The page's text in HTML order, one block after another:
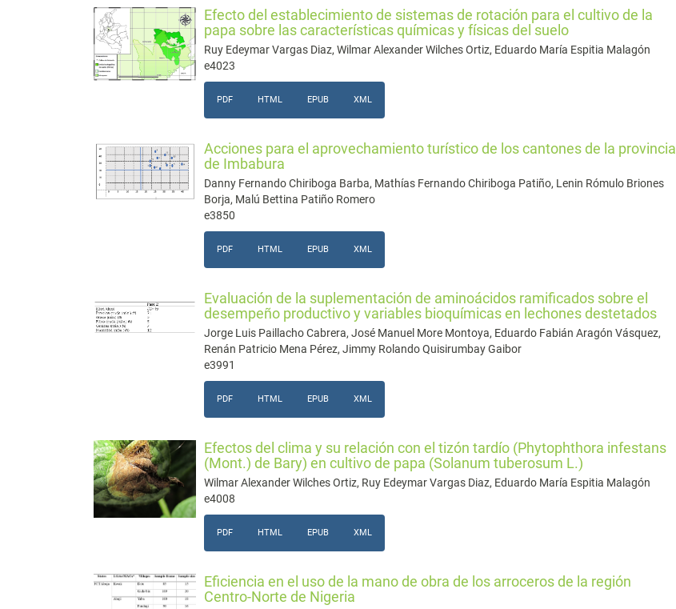
Efecto del establecimiento de sistemas de rotación para el cultivo de la
papa sobre las características químicas y físicas del suelo
Ruy Edeymar Vargas Diaz, Wilmar Alexander Wilches Ortiz, Eduardo María Espitia Malagón
e4023
PDF HTML EPUB XML
Acciones para el aprovechamiento turístico de los cantones de la provincia
de Imbabura
Danny Fernando Chiriboga Barba, Mathías Fernando Chiriboga Patiño, Lenin Rómulo Briones
Borja, Malú Bettina Patiño Romero
e3850
PDF HTML EPUB XML
Evaluación de la suplementación de aminoácidos ramificados sobre el
desempeño productivo y variables bioquímicas en lechones destetados
Jorge Luis Paillacho Cabrera, José Manuel More Montoya, Eduardo Fabián Aragón Vásquez,
Renán Patricio Mena Pérez, Jimmy Rolando Quisirumbay Gaibor
e3991
PDF HTML EPUB XML
Efectos del clima y su relación con el tizón tardío (Phytophthora infestans
(Mont.) de Bary) en cultivo de papa (Solanum tuberosum L.)
Wilmar Alexander Wilches Ortiz, Ruy Edeymar Vargas Diaz, Eduardo María Espitia Malagón
e4008
PDF HTML EPUB XML
Eficiencia en el uso de la mano de obra de los arroceros de la región
Centro-Norte de Nigeria